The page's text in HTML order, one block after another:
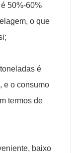
50%-60%
o que
é
e o consumo
termos de
baixo